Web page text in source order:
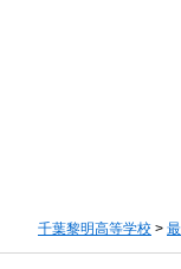
千葉黎明高等学校 >